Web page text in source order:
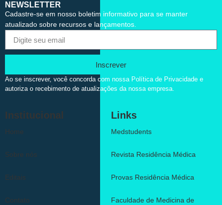
NEWSLETTER
Cadastre-se em nosso boletim informativo para se manter
atualizado sobre recursos e lançamentos.
Inscrever
Ao se inscrever, você concorda com nossa Política de Privacidade e
autoriza o recebimento de atualizações da nossa empresa.
Institucional
Home
Sobre nós
Editais
Contato
Links
Medstudents
Revista Residência Médica
Provas Residência Médica
Faculdade de Medicina de